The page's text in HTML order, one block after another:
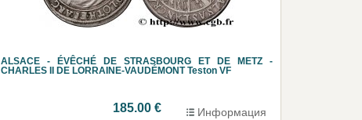
ALSACE - ÉVÊCHÉ DE STRASBOURG ET DE METZ -
CHARLES II DE LORRAINE-VAUDÉMONT Teston VF
185.00 € Информация